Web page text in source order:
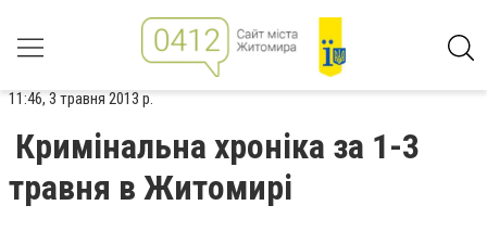
11:46, 3 травня 2013 р.
Кримінальна хроніка за 1-3
травня в Житомирі